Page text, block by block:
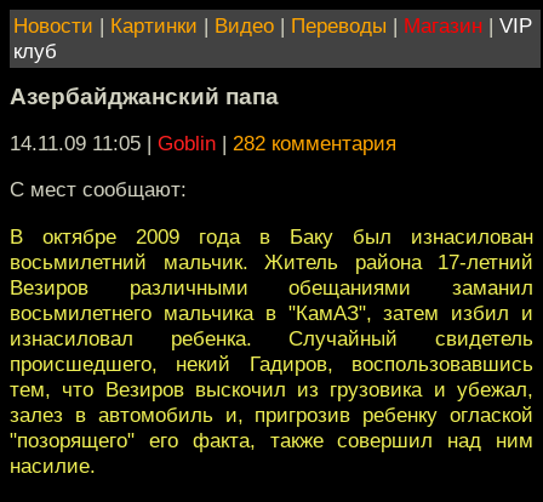
Новости | Картинки | Видео | Переводы | Магазин | VIP
клуб
Азербайджанский папа
14.11.09 11:05 | Goblin | 282 комментария
С мест сообщают:
В октябре 2009 года в Баку был изнасилован
восьмилетний мальчик. Житель района 17-летний
Везиров различными обещаниями заманил
восьмилетнего мальчика в "КамАЗ", затем избил и
изнасиловал ребенка. Случайный свидетель
происшедшего, некий Гадиров, воспользовавшись
тем, что Везиров выскочил из грузовика и убежал,
залез в автомобиль и, пригрозив ребенку оглаской
"позорящего" его факта, также совершил над ним
насилие.